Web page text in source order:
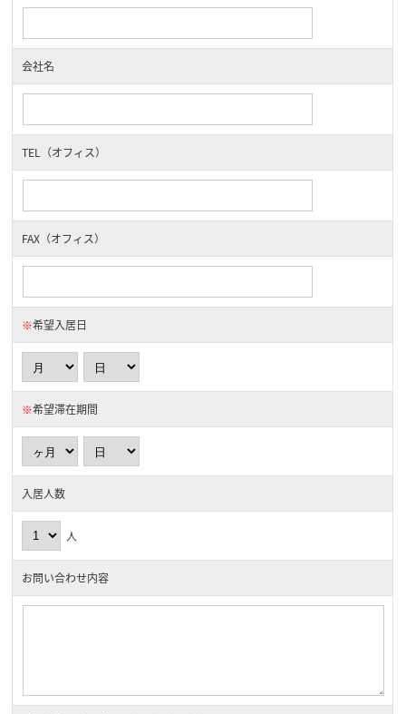
会社名
TEL（オフィス）
FAX（オフィス）
※希望入居日
※希望滞在期間
入居人数
人
お問い合わせ内容